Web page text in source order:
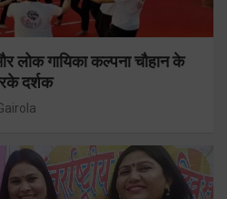
लोक गायिका कल्पना चौहान के
दर्शक